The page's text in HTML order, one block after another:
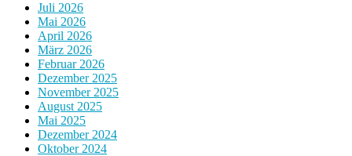
Juli 2026
Mai 2026
April 2026
März 2026
Februar 2026
Dezember 2025
November 2025
August 2025
Mai 2025
Dezember 2024
Oktober 2024